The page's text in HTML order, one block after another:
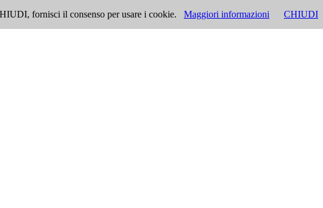
fornisci il consenso per usare i cookie. Maggiori informazioni CHIUDI